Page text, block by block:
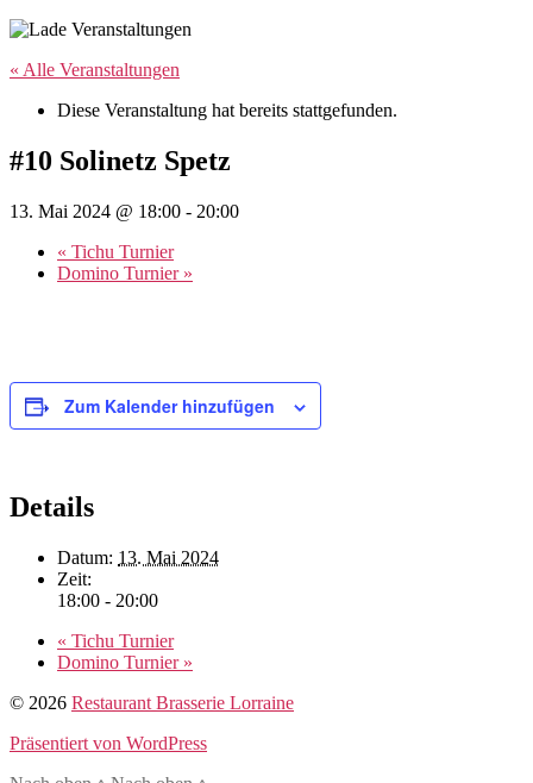
« Alle Veranstaltungen
Diese Veranstaltung hat bereits stattgefunden.
#10 Solinetz Spetz
13. Mai 2024 @ 18:00 - 20:00
« Tichu Turnier
Domino Turnier »
Zum Kalender hinzufügen
Details
Datum: 13. Mai 2024
Zeit:
18:00 - 20:00
« Tichu Turnier
Domino Turnier »
© 2026 Restaurant Brasserie Lorraine
Präsentiert von WordPress